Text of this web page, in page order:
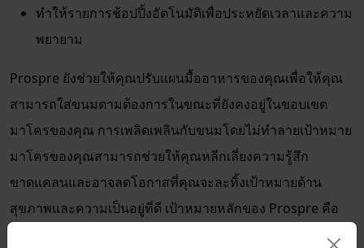
ทำให้รายการช้อปปิ้งอัตโนมัติเพื่อประหยัดเวลาและความ
พยายาม
Prospre ยังช่วยให้คุณปรับแผนมื้ออาหารของคุณเพื่อให้คุณ
สามารถใส่ขนมตามต้องการในขณะที่ยังคงอยู่ในขอบเขต
มาโครของคุณ การเพลิดเพลินกับขนมโดยไม่ทำลายเป้าหมาย
มาโครของคุณสามารถช่วยให้คุณหลีกเลี่ยงความรู้สึก
ขาดแคลนและอาจลดโอกาสที่คุณจะละทิ้งเป้าหมายด้าน
สุขภาพและความเป็นอยู่ที่ดี เป้าหมายหลักของ Prospre คือ
การช่วยให้ผู้ใช้บรรลุมาตรฐานมาโครโดยไม่รู้สึกว่าตนถูก